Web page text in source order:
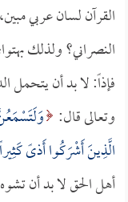
القرآن لسان عربي
النصراني؟ ولذلك
فإذاً: لا بد أن يتحمل
وتعالى قال:
الَّذِينَ أَشْرَكُوا أَذىً
أهل الحق لا بد أن